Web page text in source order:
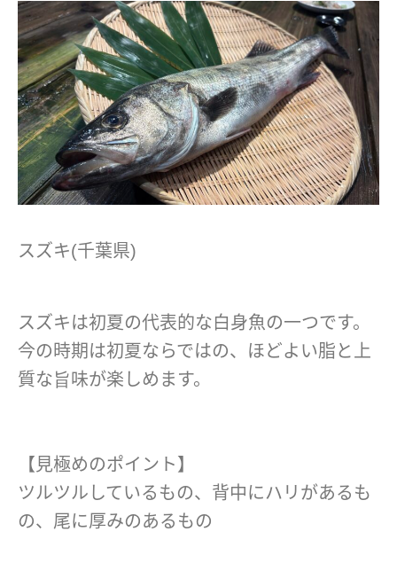
スズキ(千葉県)
スズキは初夏の代表的な白身魚の一つです。
今の時期は初夏ならではの、ほどよい脂と上
質な旨味が楽しめます。
【見極めのポイント】
ツルツルしているもの、背中にハリがあるも
の、尾に厚みのあるもの